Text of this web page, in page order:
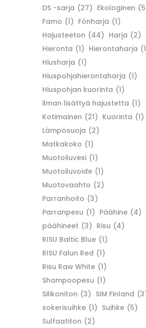
DS -sarja (27) Ekologinen
Famo (1) Fönharja (1)
Hajusteeton (44) Harja (2)
Hieronta (1) Hierontaharja
Hiusharja (1)
Hiuspohjahierontaharja (1)
Hiuspohjan kuorinta (1)
ilman lisättyä hajustetta (1)
Kotimainen (21) Kuorinta (1)
Lämpösuoja (2)
Matkakoko (1)
Muotoiluvesi (1)
Muotoiluvoide (1)
Muotovaahto (2)
Parranhoito (3)
Parranpesu (1) Päähine (4)
päähineet (3) Risu (4)
RISU Baltic Blue (1)
RISU Falun Red (1)
Risu Raw White (1)
Shampoopesu (1)
Silikoniton (3) SIM Finland
sokerisuihke (1) Suihke (5)
Sulfaatiton (2)